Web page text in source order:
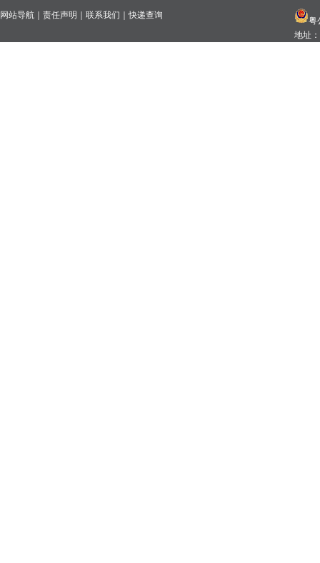
网站导航 责任声明 联系我们 ｜快递查询
粤
地址